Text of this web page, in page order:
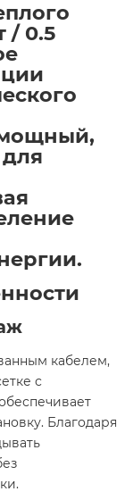
/ 0.5
кабелем,
с
Благодаря